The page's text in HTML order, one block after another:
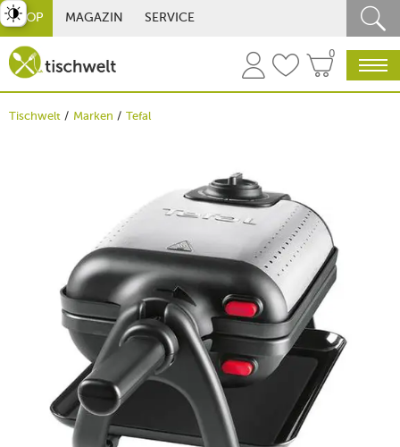
SHOP MAGAZIN SERVICE
0
Tischwelt Marken Tefal
umschalten